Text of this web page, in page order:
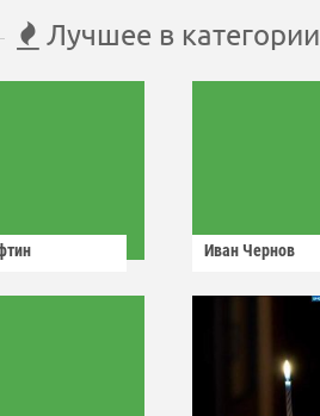
Лучшее в категории
Иван Чернов